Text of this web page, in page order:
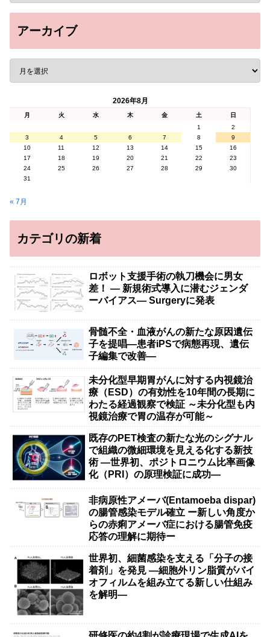
アーカイブ
2026年8月
月 火 水 木 金 土
日
1
2
3
4 5 6 7 8
9
10
11 12 13 14 15
16
17
18 19 20 21 22
23
24
25 26 27 28 29
30
31
« 7月
カテゴリの新着
ロボット支援手術の執刀機会に男女
差！ — 新規術式導入に潜むジェンダ
ーバイアス— Surgeryに発表
骨髄不全・血液がんの新たな原因遺伝
子を提唱―患者iPSで病態再現、遺伝
子編集で改善―
未分化型早期胃がんに対する内視鏡治
療（ESD）の有効性を10年間の長期に
わたる経過観察で検証 ～未分化型も内
視鏡治療で胃の温存が可能～
既存のPET検査の新たな光のシグナル
で組織の微細環境を見える化する新技
術 ―世界初、ポジトロニウム比率画像
化（PRI）の原理検証に成功―
非病原性アメーバ(Entamoeba dispar)
の腸管感染モデル確立 ー新しい角度か
らの赤痢アメーバ症における腸管免疫
応答の理解に期待ー
世界初、細菌感染を支える「分子の接
着剤」を発見 ―細胞外リン脂質がバイ
オフィルムを組み立てる新しい仕組み
を解明―